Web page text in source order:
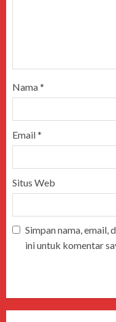
Nama*
Email*
Situs Web
Simpan nama, email,
ini untuk komentar